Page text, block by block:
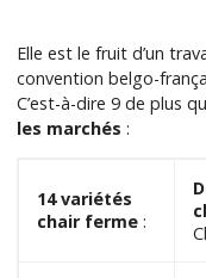
Elle est le fruit d’un
convention belgo-
C’est-à-dire 9 de plus
les marchés :
14 variétés
chair ferme: